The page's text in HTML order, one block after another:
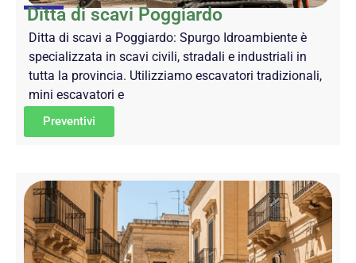
Ditta di scavi Poggiardo
Ditta di scavi a Poggiardo: Spurgo Idroambiente è
specializzata in scavi civili, stradali e industriali in
tutta la provincia. Utilizziamo escavatori tradizionali,
mini escavatori e
Preventivi